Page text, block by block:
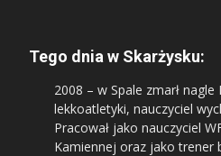
Tego dnia w Skarżysku:
2008 – w Spale zmarł
lekkoatletyki, nauczyciel
Pracował jako nauczyciel
Kamiennej oraz jako trener